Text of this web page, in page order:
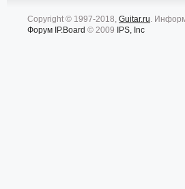
Copyright © 1997-2018, Guitar.ru.
Форум IP.Board © 2009 IPS, Inc